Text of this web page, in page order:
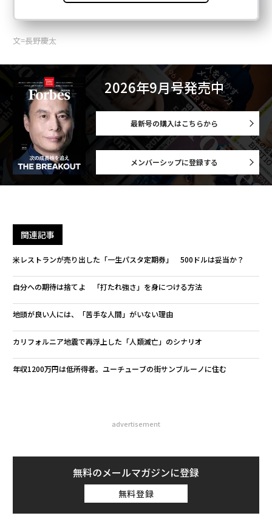
文=長野慶太
2026年9月号発売中
最新号の購入はこちらから
メンバーシップに登録する
関連記事
米レストランが売り出した「一生パスタ定期券」 500ドルは妥当か？
自分への期待は捨てよ 「打たれ強さ」を身につける方法
地頭が良い人には、「苦手な人間」がいない理由
カリフォルニア地震で再浮上した「人類滅亡」のシナリオ
年収1200万円は低所得者。ユーチューブの街サンブルーノに住む
advertisement
無料のメールマガジンに登録
無料登録